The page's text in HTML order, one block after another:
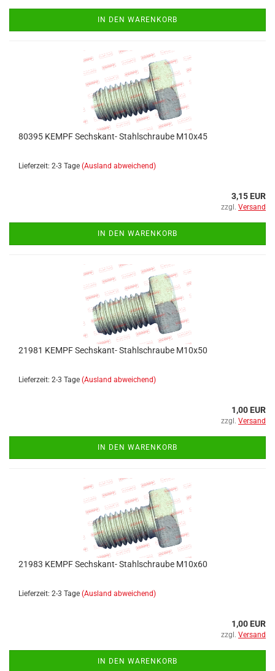
IN DEN WARENKORB
80395 KEMPF Sechskant- Stahlschraube M10x45
Lieferzeit: 2-3 Tage (Ausland abweichend)
3,15 EUR
zzgl. Versand
IN DEN WARENKORB
21981 KEMPF Sechskant- Stahlschraube M10x50
Lieferzeit: 2-3 Tage (Ausland abweichend)
1,00 EUR
zzgl. Versand
IN DEN WARENKORB
21983 KEMPF Sechskant- Stahlschraube M10x60
Lieferzeit: 2-3 Tage (Ausland abweichend)
1,00 EUR
zzgl. Versand
IN DEN WARENKORB